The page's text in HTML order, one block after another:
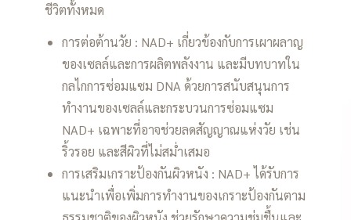
ชีวิตทั้งหมด
การต่อต้านวัย : NAD+ เกี่ยวข้องกับการเผาผลาญ
ของเซลล์และการผลิตพลังงาน และมีบทบาทใน
กลไกการซ่อมแซม DNA ด้วยการสนับสนุนการ
ทำงานของเซลล์และกระบวนการซ่อมแซม
NAD+ เฉพาะที่อาจช่วยลดสัญญาณแห่งวัย เช่น
ริ้วรอย และสีผิวที่ไม่สม่ำเสมอ
การเสริมเกราะป้องกันผิวหนัง : NAD+ ได้รับการ
แนะนำเพื่อเพิ่มการทำงานของเกราะป้องกันตาม